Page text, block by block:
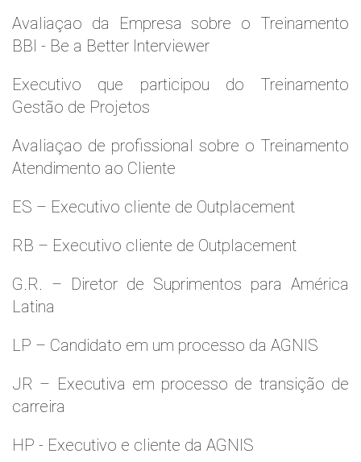
Avaliaçao da Empresa sobre o Treinamento
BBI - Be a Better Interviewer
Executivo que participou do Treinamento
Gestão de Projetos
Avaliaçao de profissional sobre o Treinamento
Atendimento ao Cliente
ES – Executivo cliente de Outplacement
RB – Executivo cliente de Outplacement
G.R. – Diretor de Suprimentos para América
Latina
LP – Candidato em um processo da AGNIS
JR – Executiva em processo de transição de
carreira
HP - Executivo e cliente da AGNIS